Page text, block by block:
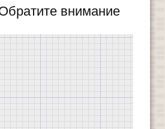
внимание